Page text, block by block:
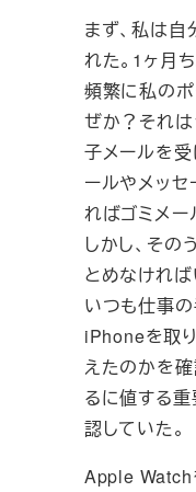
まず、私は
れた。1ヶ月
頻繁に私のポ
ぜか？それ
子メールを受
ールやメッセ
ればゴミメー
しかし、その
とめなけれ
いつも仕事の
iPhoneを取
えたのかを
るに値する
認していた。
Apple Watch